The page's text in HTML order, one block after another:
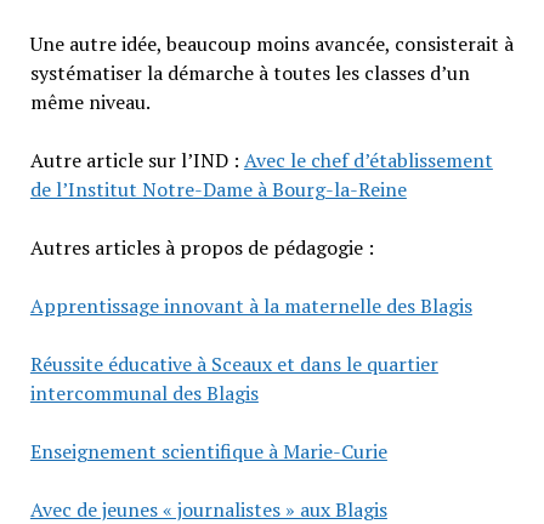
Une autre idée, beaucoup moins avancée, consisterait à
systématiser la démarche à toutes les classes d’un
même niveau.
Autre article sur l’IND : Avec le chef d’établissement
de l’Institut Notre-Dame à Bourg-la-Reine
Autres articles à propos de pédagogie :
Apprentissage innovant à la maternelle des Blagis
Réussite éducative à Sceaux et dans le quartier
intercommunal des Blagis
Enseignement scientifique à Marie-Curie
Avec de jeunes « journalistes » aux Blagis